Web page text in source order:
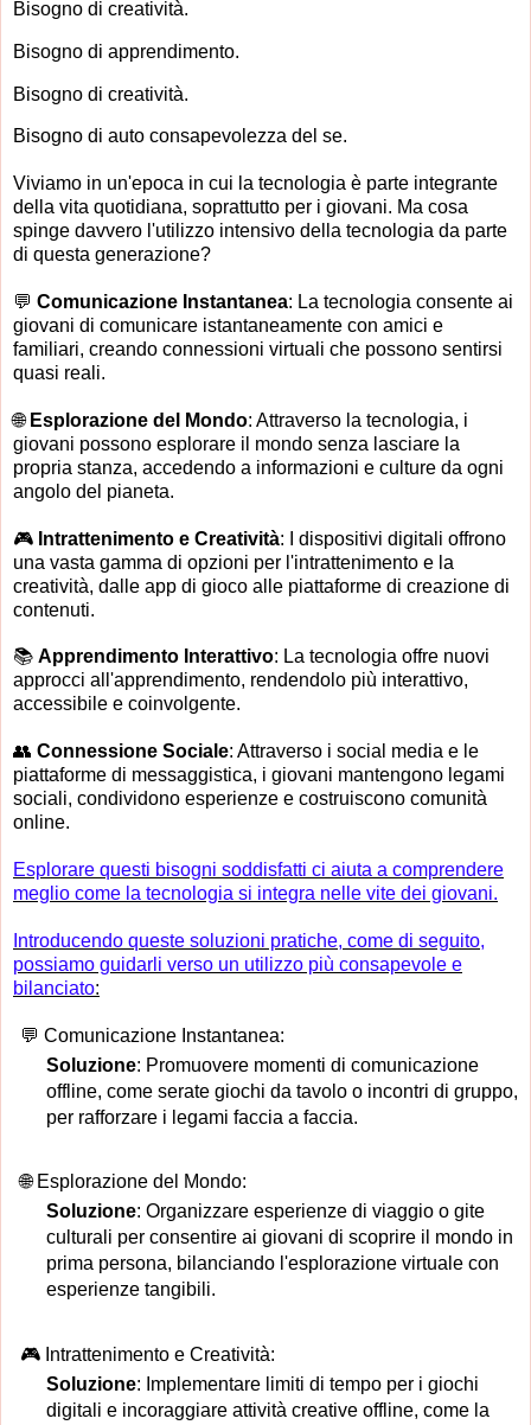
Bisogno di creatività.
Bisogno di apprendimento.
Bisogno di creatività.
Bisogno di auto consapevolezza del se.
Viviamo in un'epoca in cui la tecnologia è parte integrante
della vita quotidiana, soprattutto per i giovani. Ma cosa
spinge davvero l'utilizzo intensivo della tecnologia da parte
di questa generazione?
💬 Comunicazione Instantanea: La tecnologia consente ai
giovani di comunicare istantaneamente con amici e
familiari, creando connessioni virtuali che possono sentirsi
quasi reali.
🌐 Esplorazione del Mondo: Attraverso la tecnologia, i
giovani possono esplorare il mondo senza lasciare la
propria stanza, accedendo a informazioni e culture da ogni
angolo del pianeta.
🎮 Intrattenimento e Creatività: I dispositivi digitali offrono
una vasta gamma di opzioni per l'intrattenimento e la
creatività, dalle app di gioco alle piattaforme di creazione di
contenuti.
📚 Apprendimento Interattivo: La tecnologia offre nuovi
approcci all'apprendimento, rendendolo più interattivo,
accessibile e coinvolgente.
👥 Connessione Sociale: Attraverso i social media e le
piattaforme di messaggistica, i giovani mantengono legami
sociali, condividono esperienze e costruiscono comunità
online.
Esplorare questi bisogni soddisfatti ci aiuta a comprendere
meglio come la tecnologia si integra nelle vite dei giovani.
Introducendo queste soluzioni pratiche, come di seguito,
possiamo guidarli verso un utilizzo più consapevole e
bilanciato:
💬 Comunicazione Instantanea:
Soluzione: Promuovere momenti di comunicazione
offline, come serate giochi da tavolo o incontri di gruppo,
per rafforzare i legami faccia a faccia.
🌐 Esplorazione del Mondo:
Soluzione: Organizzare esperienze di viaggio o gite
culturali per consentire ai giovani di scoprire il mondo in
prima persona, bilanciando l'esplorazione virtuale con
esperienze tangibili.
🎮 Intrattenimento e Creatività:
Soluzione: Implementare limiti di tempo per i giochi
digitali e incoraggiare attività creative offline, come la